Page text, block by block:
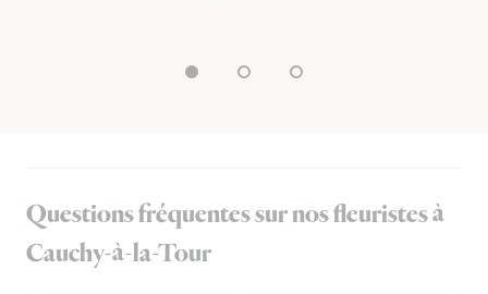
Questions fréquentes sur nos fleuristes à
Cauchy-à-la-Tour